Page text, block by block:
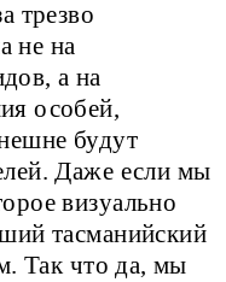
трезво
не на
а на
особей,
будут
Даже если мы
визуально
тасманийский
Так что да, мы